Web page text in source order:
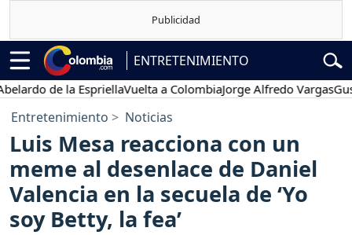
ENTRETENIMIENTO
de la EspriellaVuelta a ColombiaJorge Alfredo VargasGustavo
Entretenimiento Noticias
Luis Mesa reacciona con un
meme al desenlace de Daniel
Valencia en la secuela de ‘Yo
soy Betty, la fea’